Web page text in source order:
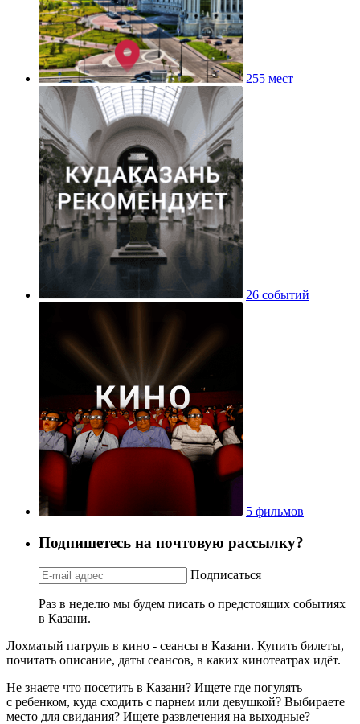
255 мест
26 событий
5 фильмов
Подпишетесь на почтовую рассылку?
Подписаться
Раз в неделю мы будем писать о предстоящих событиях
в Казани.
Лохматый патруль в кино - сеансы в Казани. Купить билеты,
почитать описание, даты сеансов, в каких кинотеатрах идёт.
Не знаете что посетить в Казани? Ищете где погулять
с ребенком, куда сходить с парнем или девушкой? Выбираете
место для свидания? Ищете развлечения на выходные?